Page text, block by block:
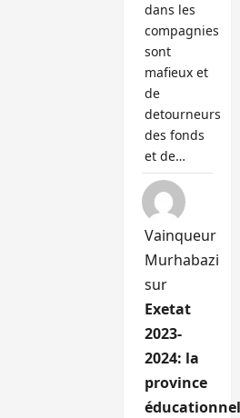
dans les
compagnies
sont
mafieux et
de
detourneurs
des fonds
et de…
Vainqueur
Murhabazi
sur
Exetat
2023-
2024: la
province